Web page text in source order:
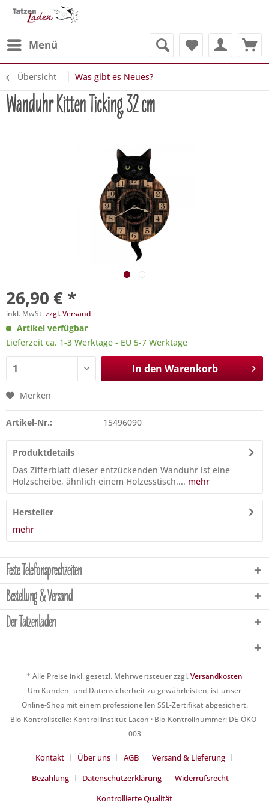
Menü
Übersicht Was gibt es Neues?
Wanduhr Kitten Ticking, 32 cm
26,90 € *
inkl. MwSt.zzgl. Versand
Artikel verfügbar
Lieferzeit ca. 1-3 Werktage - EU 5-7 Werktage
In den Warenkorb
Merken
Artikel-Nr.: 15496090
Produktdetails
Das Zifferblatt dieser entzückenden Wanduhr ist eine
Holzscheibe, ähnlich einem Holzesstisch.... mehr
Hersteller
mehr
Feste Telefonsprechzeiten
Bestellung & Versand
Der Tatzenladen
* Alle Preise inkl. gesetzl. Mehrwertsteuer zzgl.Versandkosten
Um Kunden- und Datensicherheit zu gewährleisten, ist unser
Online-Shop mit einem professionellen SSL-Zertifikat abgesichert.
Bio-Kontrollstelle: Kontrollinstitut Lacon · Bio-Kontrollnummer: DE-ÖKO-
003
Kontakt Über uns AGB
Versand & Lieferung
Bezahlung
Datenschutzerklärung
Widerrufsrecht
Kontrollierte Qualität